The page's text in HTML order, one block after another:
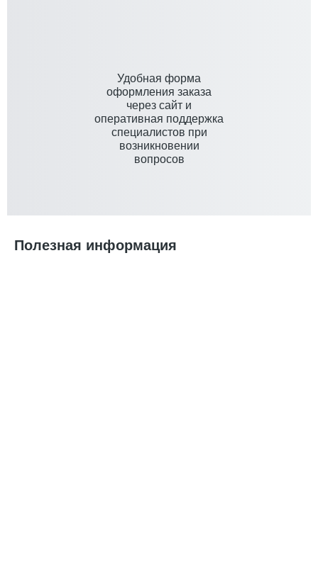
Удобная форма
оформления заказа
через сайт и
оперативная поддержка
специалистов при
возникновении
вопросов
Полезная информация